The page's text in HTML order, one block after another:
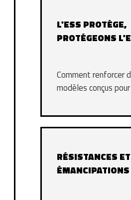
L'ESS PROTÈGE,
PROTÉGEONS
Comment renforcer
modèles conçus
RÉSISTANCES ET
ÉMANCIPATIONS